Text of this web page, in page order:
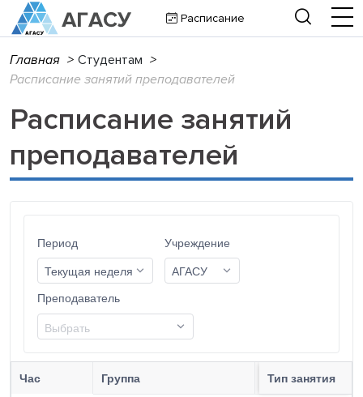
Расписание
Главная > Студентам >
Расписание занятий преподавателей
Расписание занятий
преподавателей